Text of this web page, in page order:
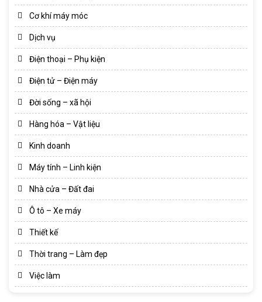
Cơ khí máy móc
Dịch vụ
Điện thoại – Phụ kiện
Điện tử – Điện máy
Đời sống – xã hội
Hàng hóa – Vật liệu
Kinh doanh
Máy tính – Linh kiện
Nhà cửa – Đất đai
Ô tô – Xe máy
Thiết kế
Thời trang – Làm đẹp
Việc làm